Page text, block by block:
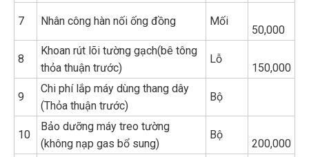
7 Nhân công hàn nối ống đồng Mối
50,000
8
Khoan rút lõi tường gạch(bê tông
thỏa thuận trước)
Lỗ
150,000
9
Chi phí lắp máy dùng thang dây
(Thỏa thuận trước)
Bộ
10
Bảo dưỡng máy treo tường
(không nạp gas bổ sung)
Bộ
200,000